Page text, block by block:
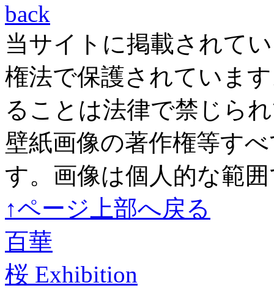
back
当サイトに掲載されて
権法で保護されていま
ることは法律で禁じら
壁紙画像の著作権等す
す。画像は個人的な範
↑ページ上部へ戻る
百華
桜 Exhibition